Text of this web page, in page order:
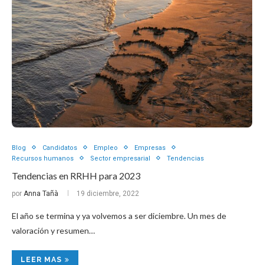
Blog Candidatos Empleo
Empresas
Recursos humanos
Sector empresarial Tendencias
Tendencias en RRHH para 2023
por Anna Tañà 19 diciembre, 2022
El año se termina y ya volvemos a ser diciembre. Un mes de
valoración y resumen…
LEER MAS